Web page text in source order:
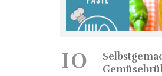
10